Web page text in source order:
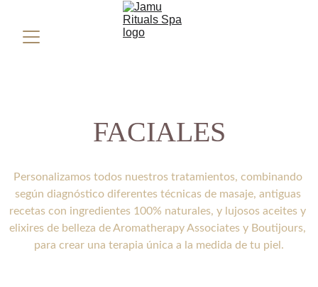
FACIALES
Personalizamos todos nuestros tratamientos, combinando
según diagnóstico diferentes técnicas de masaje, antiguas
recetas con ingredientes 100% naturales, y lujosos aceites y
elixires de belleza de Aromatherapy Associates y Boutijours,
para crear una terapia única a la medida de tu piel.